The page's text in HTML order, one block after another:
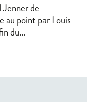
de
au point par Louis
du...